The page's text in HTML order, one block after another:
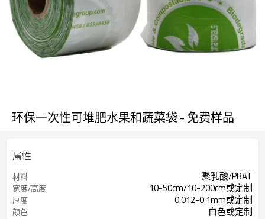
环保一次性可堆肥水果和蔬菜袋 - 免费样品
属性
材料 聚乳酸/PBAT
宽度/高度 10-50cm/10-200cm或定制
厚度 0.012-0.1mm或定制
颜色 白色或定制